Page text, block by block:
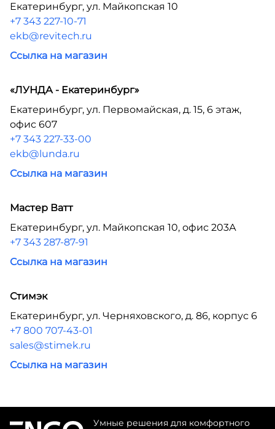
Екатеринбург, ул. Майкопская 10
+7 343 227-10-71
ekb@revitech.ru
Ссылка на магазин
«ЛУНДА - Екатеринбург»
Екатеринбург, ул. Первомайская, д. 15, 6 этаж,
офис 607
+7 343 227-33-00
ekb@lunda.ru
Ссылка на магазин
Мастер Ватт
Екатеринбург, ул. Майкопская 10, офис 203А
+7 343 287-87-91
Ссылка на магазин
Стимэк
Екатеринбург, ул. Черняховского, д. 86, корпус 6
+7 800 707-43-01
sales@stimek.ru
Ссылка на магазин
Умные решения для комфортного